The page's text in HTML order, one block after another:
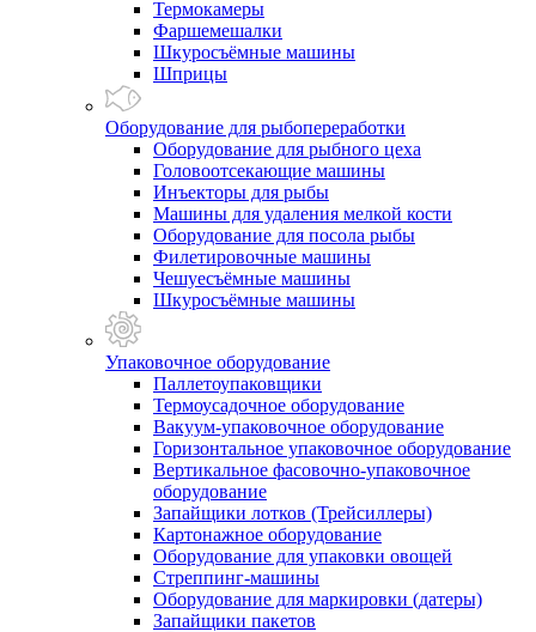
Термокамеры
Фаршемешалки
Шкуросъёмные машины
Шприцы
Оборудование для рыбопереработки
Оборудование для рыбного цеха
Головоотсекающие машины
Инъекторы для рыбы
Машины для удаления мелкой кости
Оборудование для посола рыбы
Филетировочные машины
Чешуесъёмные машины
Шкуросъёмные машины
Упаковочное оборудование
Паллетоупаковщики
Термоусадочное оборудование
Вакуум-упаковочное оборудование
Горизонтальное упаковочное оборудование
Вертикальное фасовочно-упаковочное
оборудование
Запайщики лотков (Трейсиллеры)
Картонажное оборудование
Оборудование для упаковки овощей
Стреппинг-машины
Оборудование для маркировки (датеры)
Запайщики пакетов